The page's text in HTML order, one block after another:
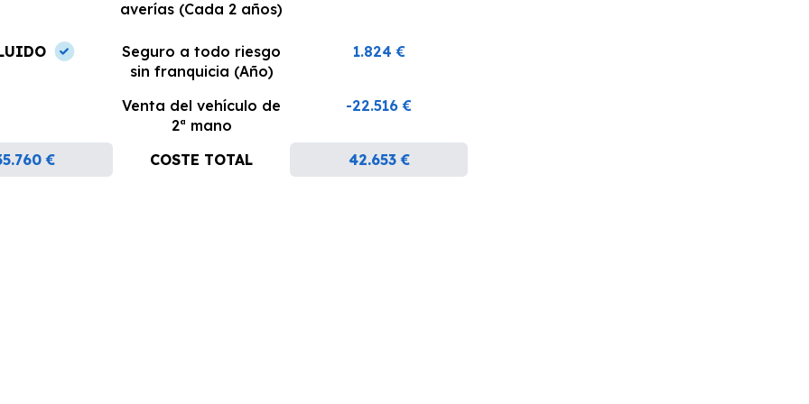
averías (Cada 2 años)
Seguro a todo riesgo
sin franquicia (Año)
1.824 €
Venta del vehículo de
2ª mano
-22.516 €
€ COSTE TOTAL 42.653 €